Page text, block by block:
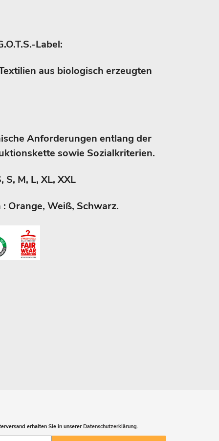
Label:
aus biologisch erzeugten
Anforderungen entlang der
sowie Sozialkriterien.
M, L, XL, XXL
Orange, Weiß, Schwarz.
erhalten Sie in unsererDatenschutzerklärung.